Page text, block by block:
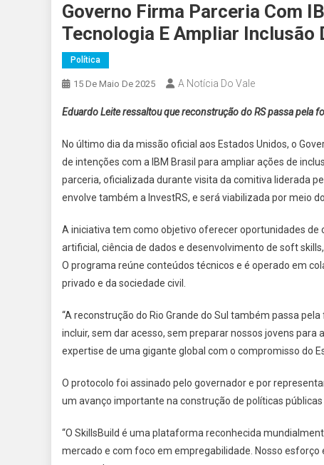
Governo Firma Parceria Com
Tecnologia E Ampliar Inclusão
Política
15 De Maio De 2025 A Notícia Do Vale
Eduardo Leite ressaltou que reconstrução do RS passa pela
No último dia da missão oficial aos Estados Unidos, o
de intenções com a IBM Brasil para ampliar ações de
parceria, oficializada durante visita da comitiva liderada
envolve também a InvestRS, e será viabilizada por meio
A iniciativa tem como objetivo oferecer oportunidades
artificial, ciência de dados e desenvolvimento de soft
O programa reúne conteúdos técnicos e é operado em
privado e da sociedade civil.
“A reconstrução do Rio Grande do Sul também passa
incluir, sem dar acesso, sem preparar nossos jovens para
expertise de uma gigante global com o compromisso do
O protocolo foi assinado pelo governador e por
um avanço importante na construção de políticas
“O SkillsBuild é uma plataforma reconhecida
mercado e com foco em empregabilidade. Nosso